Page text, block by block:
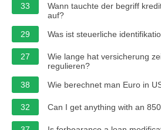
33
Wann tauchte der begriff
auf?
29
Was ist steuerliche
27
Wie lange hat versicherung
regulieren?
38
Wie berechnet man Euro in
32 Can I get anything with an